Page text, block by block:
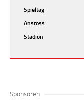
Spieltag
Anstoss
Stadion
Sponsoren